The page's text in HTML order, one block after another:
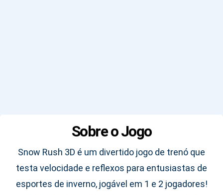
Sobre o Jogo
Snow Rush 3D é um divertido jogo de trenó que
testa velocidade e reflexos para entusiastas de
esportes de inverno, jogável em 1 e 2 jogadores!